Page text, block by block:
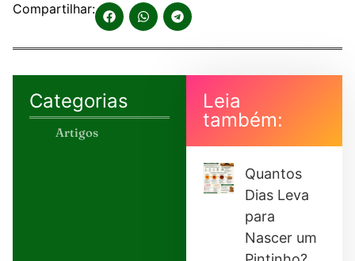
Compartilhar:
Categorias
Artigos
Leia
também:
Quantos
Dias Leva
para
Nascer um